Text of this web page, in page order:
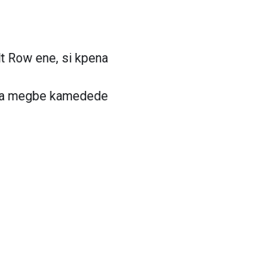
Row ene, si kpena
megbe kamedede